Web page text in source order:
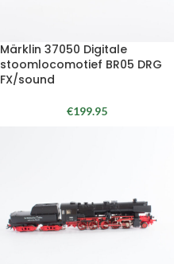
Märklin 37050 Digitale
stoomlocomotief BR05 DRG
FX/sound
€199.95